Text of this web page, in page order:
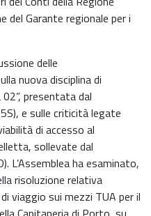
del Garante regionale per i
delle
nuova disciplina di
presentata dal
e sulle criticità legate
di accesso al
sollevate dal
L’Assemblea ha esaminato,
risoluzione relativa
viaggio sui mezzi TUA per il